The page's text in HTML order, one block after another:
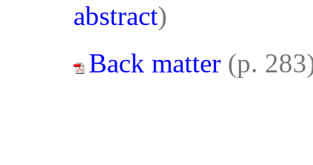
abstract)
Back matter (p.